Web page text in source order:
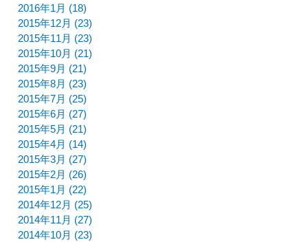
2016年1月 (18)
2015年12月 (23)
2015年11月 (23)
2015年10月 (21)
2015年9月 (21)
2015年8月 (23)
2015年7月 (25)
2015年6月 (27)
2015年5月 (21)
2015年4月 (14)
2015年3月 (27)
2015年2月 (26)
2015年1月 (22)
2014年12月 (25)
2014年11月 (27)
2014年10月 (23)